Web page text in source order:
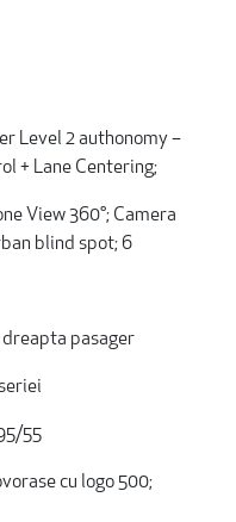
Level 2 authonomy –
+ Lane Centering;
View 360°; Camera
blind spot; 6
dreapta pasager
55
cu logo 500;